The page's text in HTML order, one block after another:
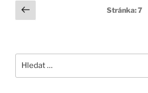
Stránkování
příspěvků
Předchozí
stránka
Stránka:7